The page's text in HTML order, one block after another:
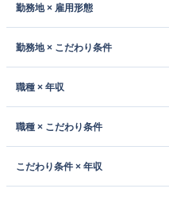
勤務地 × 雇用形態
勤務地 × こだわり条件
職種 × 年収
職種 × こだわり条件
こだわり条件 × 年収